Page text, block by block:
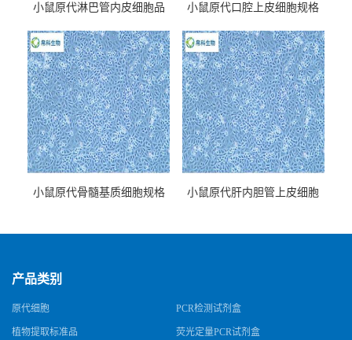
小鼠原代淋巴管内皮细胞品
小鼠原代口腔上皮细胞规格
小鼠原代骨髓基质细胞规格
小鼠原代肝内胆管上皮细胞
产品类别
原代细胞 PCR检测试剂盒
植物提取标准品 荧光定量PCR试剂盒